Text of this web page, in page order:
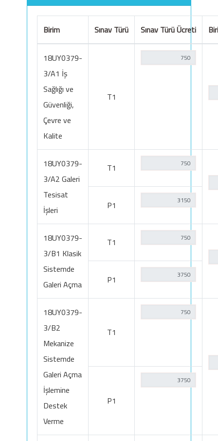
Birim Sınav Türü Sınav Türü Ücreti
18UY0379-
3/A1 İş
Sağlığı ve
Güvenliği,
Çevre ve
Kalite
T1
18UY0379-
3/A2 Galeri
Tesisat
İşleri
T1
P1
18UY0379-
3/B1 Klasik
Sistemde
Galeri Açma
T1
P1
18UY0379-
3/B2
Mekanize
Sistemde
Galeri Açma
İşlemine
Destek
Verme
T1
P1